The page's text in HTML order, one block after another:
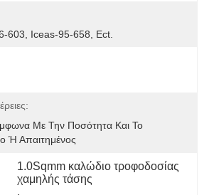
603, Iceas-95-658, Ect.
Με Την Ποσότητα Και Το
Ή Απαιτημένος
1.0Sqmm καλώδιο τροφοδοσίας
χαμηλής τάσης
,